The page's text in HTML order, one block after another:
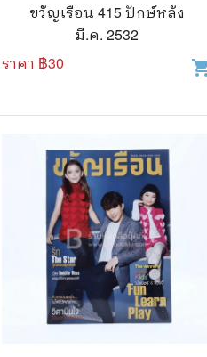
ขวัญเรือน 415 ปักษ์หลัง
มี.ค. 2532
ราคา ฿30
🎸 ดนตรี
🩱 แฟชั่น
⛪ ศาสนา
🏙️ การเมือง
🎞️ ภาพยนตร์